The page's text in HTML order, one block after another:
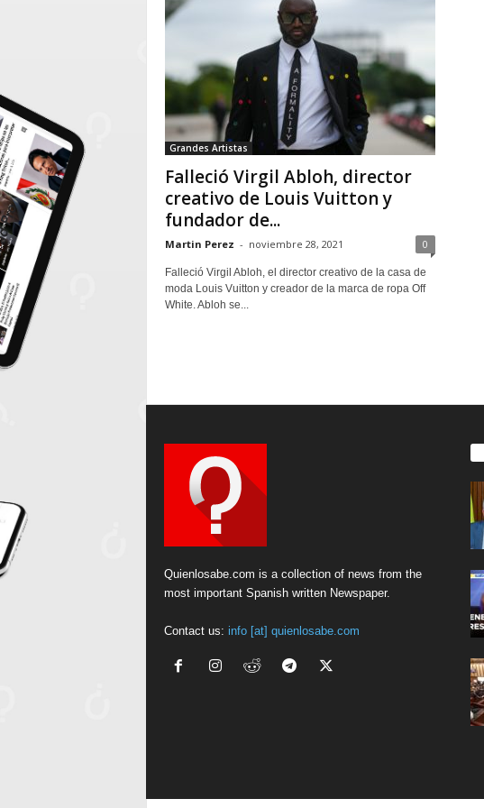
Grandes Artistas
Falleció Virgil Abloh, director
creativo de Louis Vuitton y
fundador de...
Martin Perez - noviembre 28, 2021 0
Falleció Virgil Abloh, el director creativo de la casa de
moda Louis Vuitton y creador de la marca de ropa Off
White. Abloh se...
Quienlosabe.com is a collection of news from the
most important Spanish written Newspaper.
Contact us: info [at] quienlosabe.com